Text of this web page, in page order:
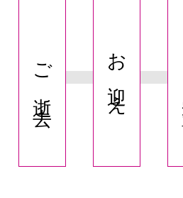
ご逝去 お迎え